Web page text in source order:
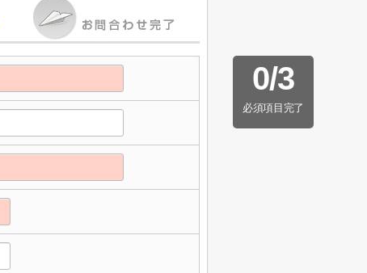
0/3
必須項目完了